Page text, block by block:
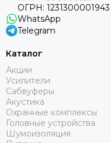
ОГРН: 1231300001943
WhatsApp
Telegram
Каталог
Акции
Усилители
Сабвуферы
Акустика
Охранные комплексы
Головные устройства
Шумоизоляция